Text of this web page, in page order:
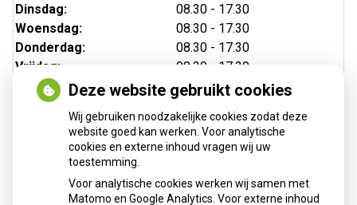
Dinsdag:
08.30 - 17.30
Woensdag:
08.30 - 17.30
Donderdag:
08.30 - 17.30
Vrijdag:
08.30 - 17.30
Deze website gebruikt cookies
Wij gebruiken noodzakelijke cookies zodat deze
website goed kan werken. Voor analytische
cookies en externe inhoud vragen wij uw
toestemming.
Voor analytische cookies werken wij samen met
Matomo en Google Analytics. Voor externe inhoud